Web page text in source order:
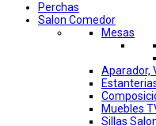
Perchas
Salon Comedor
Mesas
Aparador,
Muebles
Sillas